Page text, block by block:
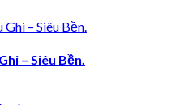
– Siêu Bền.